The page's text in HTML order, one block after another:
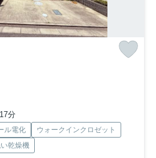
分
ル電化
ウォークインクロゼット
乾燥機